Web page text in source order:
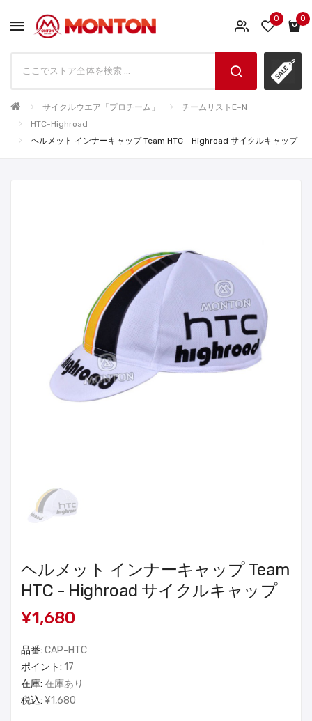
0 0
サイクルウエア「プロチーム」
チームリストE~N
HTC-Highroad
ヘルメット インナーキャップ Team HTC - Highroad サイクルキャップ
ヘルメット インナーキャップ Team
HTC - Highroad サイクルキャップ
¥1,680
品番: CAP-HTC
ポイント: 17
在庫: 在庫あり
税込: ¥1,680